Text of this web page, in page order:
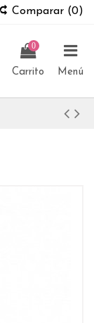
Comparar (0)
0
Carrito Menú